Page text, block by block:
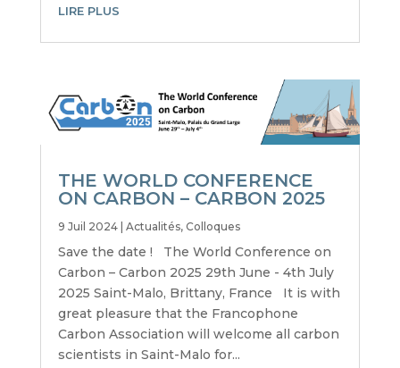
LIRE PLUS
THE WORLD CONFERENCE
ON CARBON – CARBON 2025
9 Juil 2024| Actualités, Colloques
Save the date ! The World Conference on
Carbon – Carbon 2025 29th June - 4th July
2025 Saint-Malo, Brittany, France It is with
great pleasure that the Francophone
Carbon Association will welcome all carbon
scientists in Saint-Malo for...